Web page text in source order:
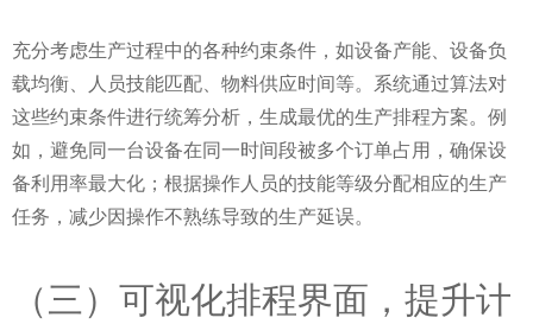
充分考虑生产过程中的各种约束条件，如设备产能、设备负
载均衡、人员技能匹配、物料供应时间等。系统通过算法对
这些约束条件进行统筹分析，生成最优的生产排程方案。例
如，避免同一台设备在同一时间段被多个订单占用，确保设
备利用率最大化；根据操作人员的技能等级分配相应的生产
任务，减少因操作不熟练导致的生产延误。
（三）可视化排程界面，提升计